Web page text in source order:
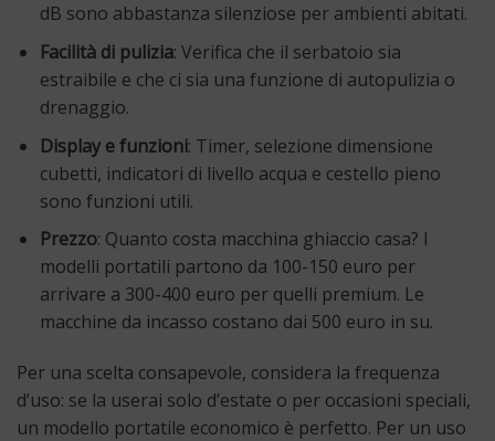
dB sono abbastanza silenziose per ambienti abitati.
Facilità di pulizia: Verifica che il serbatoio sia
estraibile e che ci sia una funzione di autopulizia o
drenaggio.
Display e funzioni: Timer, selezione dimensione
cubetti, indicatori di livello acqua e cestello pieno
sono funzioni utili.
Prezzo: Quanto costa macchina ghiaccio casa? I
modelli portatili partono da 100-150 euro per
arrivare a 300-400 euro per quelli premium. Le
macchine da incasso costano dai 500 euro in su.
Per una scelta consapevole, considera la frequenza
d’uso: se la userai solo d’estate o per occasioni speciali,
un modello portatile economico è perfetto. Per un uso